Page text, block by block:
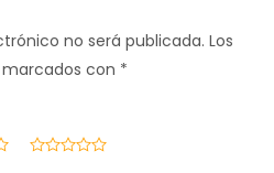
no será publicada. Los
con *